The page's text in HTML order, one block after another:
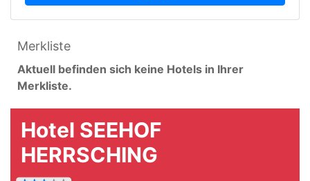
Merkliste
Aktuell befinden sich keine Hotels in Ihrer
Merkliste.
Hotel SEEHOF
HERRSCHING